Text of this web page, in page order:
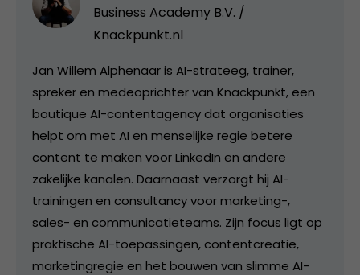
Business Academy B.V. /
Knackpunkt.nl
Jan Willem Alphenaar is AI-strateeg, trainer,
spreker en medeoprichter van Knackpunkt, een
boutique AI-contentagency dat organisaties
helpt om met AI en menselijke regie betere
content te maken voor LinkedIn en andere
zakelijke kanalen. Daarnaast verzorgt hij AI-
trainingen en consultancy voor marketing-,
sales- en communicatieteams. Zijn focus ligt op
praktische AI-toepassingen, contentcreatie,
marketingregie en het bouwen van slimme AI-